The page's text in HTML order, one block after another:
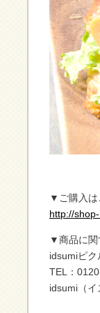
▼ご購入は
http://
▼商品に関
idsumiピク
TEL：
idsumi（